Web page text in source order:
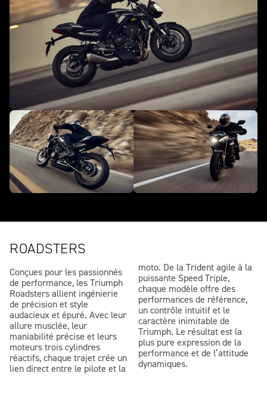
ROADSTERS
Conçues pour les passionnés
de performance, les Triumph
Roadsters allient ingénierie
de précision et style
audacieux et épuré. Avec leur
allure musclée, leur
maniabilité précise et leurs
moteurs trois cylindres
réactifs, chaque trajet crée un
lien direct entre le pilote et la
moto. De la Trident agile à la
puissante Speed Triple,
chaque modèle offre des
performances de référence,
un contrôle intuitif et le
caractère inimitable de
Triumph. Le résultat est la
plus pure expression de la
performance et de l’attitude
dynamiques.